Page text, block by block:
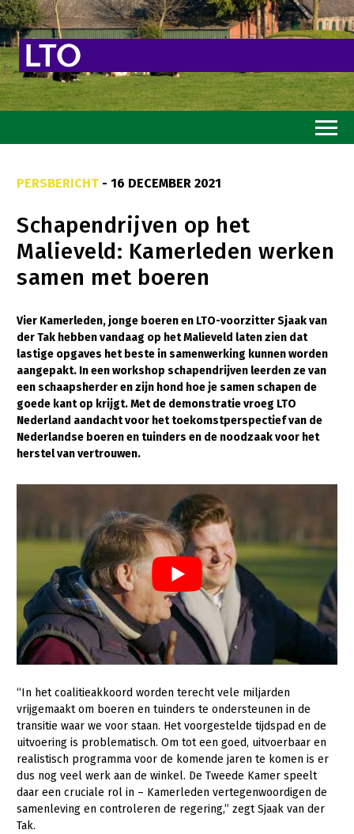
Goed eten
Mooi groen
Sterk ondernemerschap
Transitiepaden
Thema’s
Gezonde planten
Gezonde dieren
Natuur, klimaat en energie
Mens, ondernemerschap en onderwijs
Internationaal
Sectoren
Dier
Biologische Landbouw
Kalverhouderij
Konijnenhouderij
Melkveehouderij
Paardenhouderij
Pluimveehouderij
Plant
Biologische Landbouw
Bollenteelt
Bomen, vaste planten en zomerbloemen
Fruitteelt
Glastuinbouw
Multifunctioneel
Vrouw en Bedrijf
Onderwerpen
Nieuws
Nieuwsabonnement
Webinars
PERSBERICHT - 16 DECEMBER 2021
Schapendrijven op het
Malieveld: Kamerleden werken
samen met boeren
Vier Kamerleden, jonge boeren en LTO-voorzitter Sjaak van
der Tak hebben vandaag op het Malieveld laten zien dat
lastige opgaves het beste in samenwerking kunnen worden
aangepakt. In een workshop schapendrijven leerden ze van
een schaapsherder en zijn hond hoe je samen schapen de
goede kant op krijgt. Met de demonstratie vroeg LTO
Nederland aandacht voor het toekomstperspectief van de
Nederlandse boeren en tuinders en de noodzaak voor het
herstel van vertrouwen.
“In het coalitieakkoord worden terecht vele miljarden
vrijgemaakt om boeren en tuinders te ondersteunen in de
transitie waar we voor staan. Het voorgestelde tijdspad en de
uitvoering is problematisch. Om tot een goed, uitvoerbaar en
realistisch programma voor de komende jaren te komen is er
dus nog veel werk aan de winkel. De Tweede Kamer speelt
daar een cruciale rol in – Kamerleden vertegenwoordigen de
samenleving en controleren de regering,” zegt Sjaak van der
Tak.